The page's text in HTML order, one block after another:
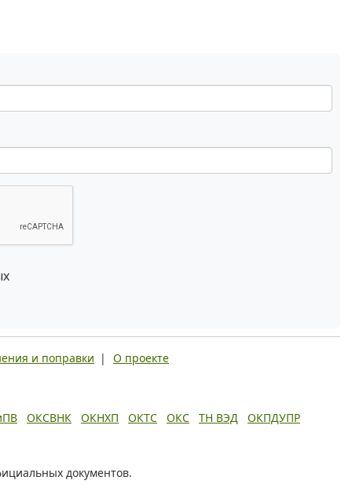
и поправки |
О проекте
ОКСВНК ОКНХП ОКТС ОКС ТН ВЭД
ОКПДУПР
документов.